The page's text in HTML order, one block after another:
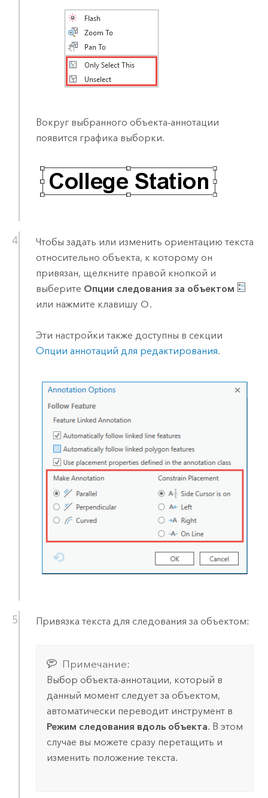
Вокруг выбранного объекта-аннотации
появится графика выборки.
Чтобы задать или изменить ориентацию текста
относительно объекта, к которому он
привязан, щелкните правой кнопкой и
выберите Опции следования за объектом
или нажмите клавишу O.
Эти настройки также доступны в секции
Опции аннотаций для редактирования.
Привязка текста для следования за объектом:
Примечание:
Выбор объекта-аннотации, который в
данный момент следует за объектом,
автоматически переводит инструмент в
Режим следования вдоль объекта. В этом
случае вы можете сразу перетащить и
изменить положение текста.